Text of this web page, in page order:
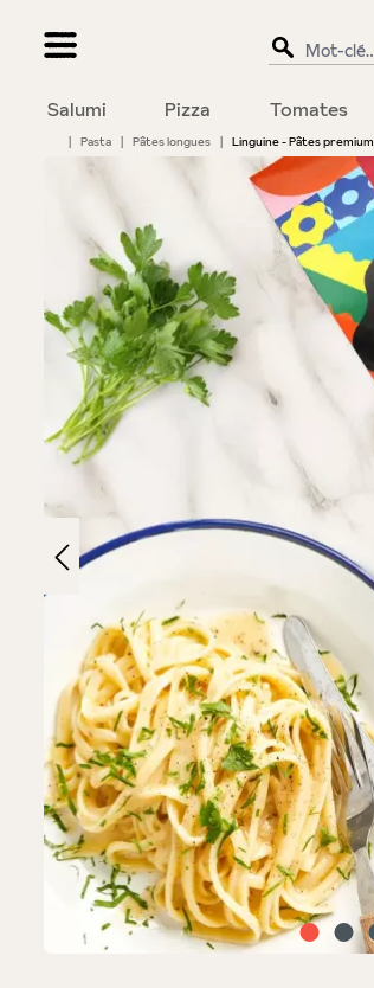
Salumi Pizza Tomates
| Pasta | Pâtes longues | Linguine - Pâtes premium
Bildergalerie überspringen